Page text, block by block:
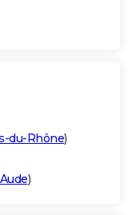
du-Rhône)
Aude)